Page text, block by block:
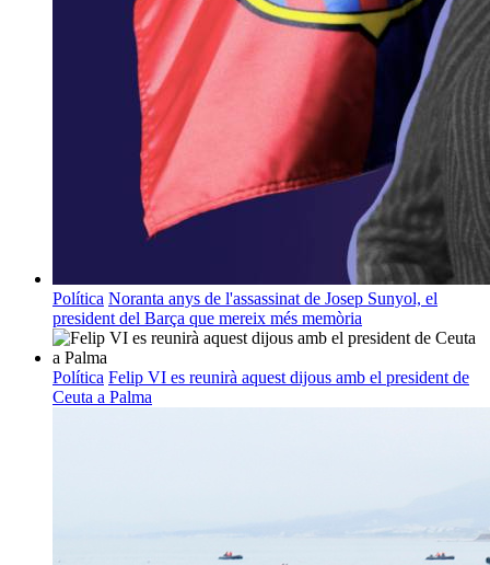
Política Noranta anys de l'assassinat de Josep Sunyol, el
president del Barça que mereix més memòria
Política Felip VI es reunirà aquest dijous amb el president de
Ceuta a Palma